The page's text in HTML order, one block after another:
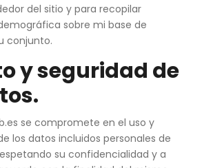
del sitio y para recopilar
sobre mi base de
conjunto.
y seguridad de
se compromete en el uso y
los datos incluidos personales de
su confidencialidad y a